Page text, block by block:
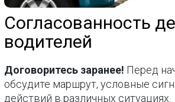
Согласованность
водителей
Договоритесь заранее! Перед
обсудите маршрут, условные
действий в различных ситуациях.